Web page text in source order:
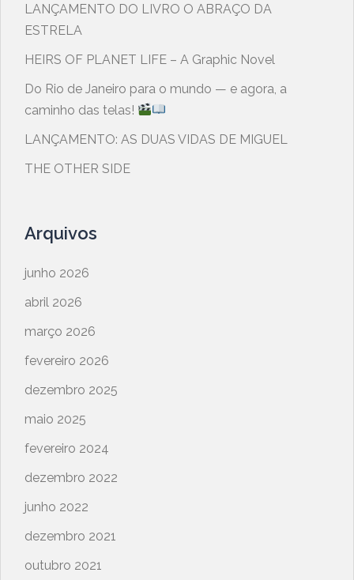
LANÇAMENTO DO LIVRO O ABRAÇO DA
ESTRELA
HEIRS OF PLANET LIFE – A Graphic Novel
​Do Rio de Janeiro para o mundo — e agora, a
caminho das telas!
LANÇAMENTO: AS DUAS VIDAS DE MIGUEL
THE OTHER SIDE
Arquivos
junho 2026
abril 2026
março 2026
fevereiro 2026
dezembro 2025
maio 2025
fevereiro 2024
dezembro 2022
junho 2022
dezembro 2021
outubro 2021